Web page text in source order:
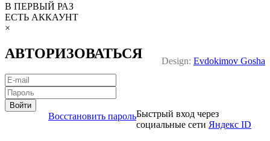
Design: Evdokimov Gosha
В ПЕРВЫЙ РАЗ
ЕСТЬ АККАУНТ
×
АВТОРИЗОВАТЬСЯ
Войти
Восстановить парольБыстрый вход через
социальные сети Яндекс ID